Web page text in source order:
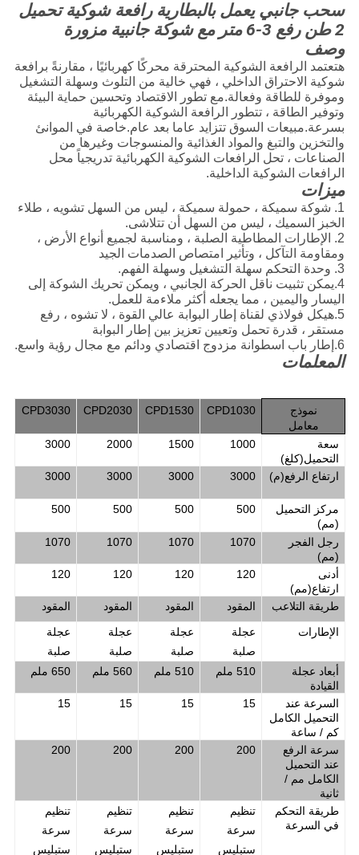
سحب جانبي يعمل بالبطارية رافعة شوكية تحميل
2 طن رفع 3-6 متر مع شوكة جانبية مزورة
وصف
هتعتمد الرافعة الشوكية المحترقة محركًا كهربائيًا ، مقارنةً برافعة
شوكية الاحتراق الداخلي ، فهي خالية من التلوث وسهلة التشغيل
وموفرة للطاقة وفعالة.مع تطور الاقتصاد وتحسين حماية البيئة
وتوفير الطاقة ، تتطور الرافعة الشوكية الكهربائية
بسرعة.مبيعات السوق تتزايد عاما بعد عام.خاصة في الموانئ
والتخزين والتبغ والمواد الغذائية والمنسوجات وغيرها من
الصناعات ، تحل الرافعات الشوكية الكهربائية تدريجياً محل
الرافعات الشوكية الداخلية.
ميزات
1. شوكة سميكة ، حمولة سميكة ، ليس من السهل تشويه ، طلاء
الخبز السميك ، ليس من السهل أن تتلاشى.
2. الإطارات المطاطية الصلبة ، ومناسبة لجميع أنواع الأرض ،
ومقاومة التآكل ، وتأثير امتصاص الصدمات الجيد
3. وحدة التحكم سهلة التشغيل وسهلة الفهم.
4.يمكن تثبيت ناقل الحركة الجانبي ، ويمكن تحريك الشوكة إلى
اليسار واليمين ، مما يجعله أكثر ملاءمة للعمل.
5.هيكل فولاذي لقناة إطار البوابة عالي القوة ، لا تشوه ، رفع
مستقر ، قدرة تحمل وتعيين تعزيز بين إطار البوابة
6.إطار باب اسطوانة مزدوج اقتصادي ودائم مع مجال رؤية واسع.
المعلمات
نموذج
معامل
CPD1030
CPD1530
CPD2030
CPD3030
سعة
التحميل(كلغ)
1000
1500
2000
3000
ارتفاع الرفع(م)
3000
3000
3000
3000
مركز التحميل
(مم)
500
500
500
500
رجل الفجر
(مم)
1070
1070
1070
1070
أدنى
ارتفاع(مم)
120
120
120
120
طريقة التلاعب المقود المقود المقود
المقود
الإطارات
عجلة
صلبة
عجلة
صلبة
عجلة
صلبة
عجلة
صلبة
أبعاد عجلة
القيادة
510 ملم 510 ملم 560 ملم 650 ملم
السرعة عند
التحميل الكامل
كم / ساعة
15
15
15
15
سرعة الرفع
عند التحميل
الكامل مم /
ثانية
200
200
200
200
طريقة التحكم
في السرعة
تنظيم
سرعة
ستبليس
تنظيم
سرعة
ستبليس
تنظيم
سرعة
ستبليس
تنظيم
سرعة
ستبليس